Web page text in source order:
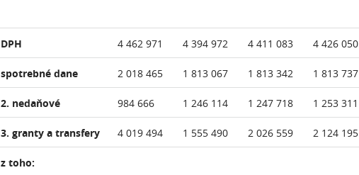
DPH 4 462 971 4 394 972 4 411 083 4 426 050
spotrebné dane 2 018 465 1 813 067 1 813 342 1 813 737
2. nedaňové 984 666 1 246 114 1 247 718 1 253 311
3. granty a transfery 4 019 494 1 555 490 2 026 559 2 124 195
z toho: